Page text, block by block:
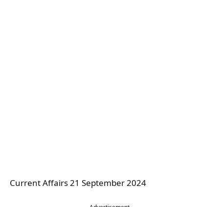
Current Affairs 21 September 2024